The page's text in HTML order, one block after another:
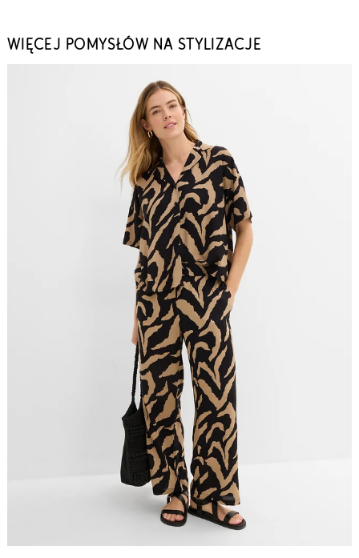
WIĘCEJ POMYSŁÓW NA STYLIZACJE